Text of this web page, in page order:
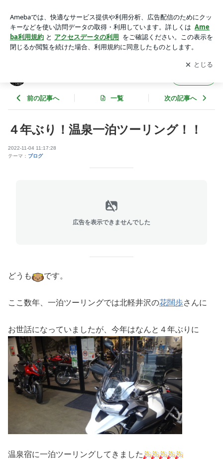
アプリをダウンロードして ブログの更新通知
を受け取りまし
ょう。
開く
前の記事へ 一覧 次の記事へ
４年ぶり！温泉一泊ツーリング！！
2022-11-04 11:17:28
テーマ： ブログ
広告を表示できませんでした
どうも です。
ここ数年、一泊ツーリングでは北軽井沢の花闊歩さんに
お世話になっていましたが、今年はなんと４年ぶりに
温泉宿に一泊ツーリングしてきました